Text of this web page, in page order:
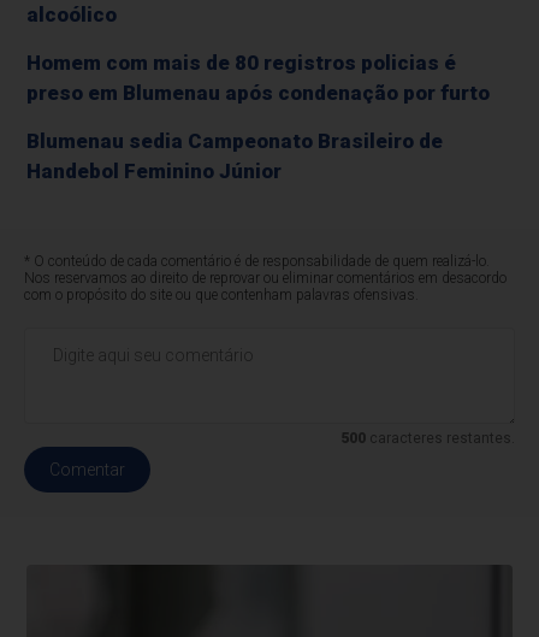
alcoólico
Homem com mais de 80 registros policias é
preso em Blumenau após condenação por furto
Blumenau sedia Campeonato Brasileiro de
Handebol Feminino Júnior
* O conteúdo de cada comentário é de responsabilidade de quem realizá-lo.
Nos reservamos ao direito de reprovar ou eliminar comentários em desacordo
com o propósito do site ou que contenham palavras ofensivas.
500caracteres restantes.
Comentar